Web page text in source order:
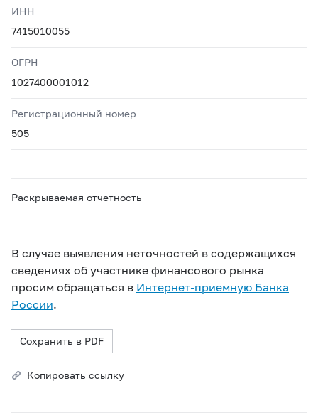
ИНН
7415010055
ОГРН
1027400001012
Регистрационный номер
505
Раскрываемая отчетность
В случае выявления неточностей в содержащихся
сведениях об участнике финансового рынка
просим обращаться в Интернет-приемную Банка
России.
Сохранить в PDF
Копировать ссылку